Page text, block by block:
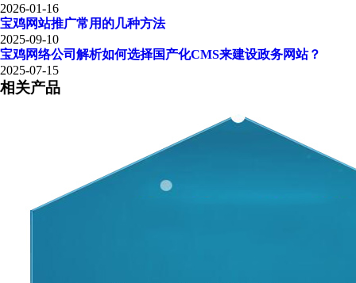
2026-01-16
宝鸡网站推广常用的几种方法
2025-09-10
宝鸡网络公司解析如何选择国产化CMS来建设政务网站？
2025-07-15
相关产品